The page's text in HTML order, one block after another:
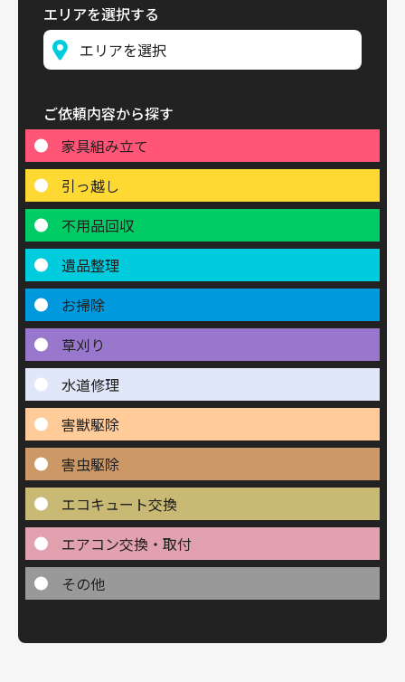
エリアを選択する
ご依頼内容から探す
家具組み立て
引っ越し
不用品回収
遺品整理
お掃除
草刈り
水道修理
害獣駆除
害虫駆除
エコキュート交換
エアコン交換・取付
その他